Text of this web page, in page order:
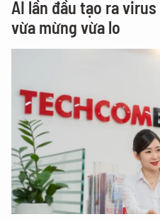
AI lần đầu tạo ra
vừa mừng vừa lo